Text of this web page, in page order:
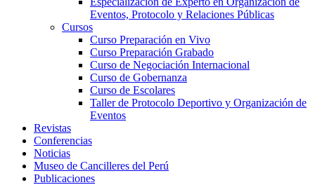
Eventos, Protocolo y Relaciones Públicas
Cursos
Curso Preparación en Vivo
Curso Preparación Grabado
Curso de Negociación Internacional
Curso de Gobernanza
Curso de Escolares
Taller de Protocolo Deportivo y Organización de
Eventos
Revistas
Conferencias
Noticias
Museo de Cancilleres del Perú
Publicaciones